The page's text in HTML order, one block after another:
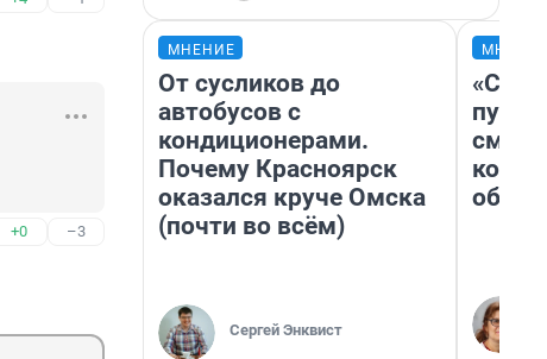
+0 –3
МНЕНИЕ
От сусликов до
автобусов с
кондиционерами.
Почему Красноярск
оказался круче Омска
(почти во всём)
Сергей Энквист